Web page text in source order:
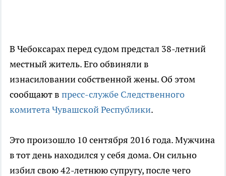
В Чебоксарах перед судом предстал 38-летний
местный житель. Его обвиняли в
изнасиловании собственной жены. Об этом
сообщают в пресс-службе Следственного
комитета Чувашской Республики.
Это произошло 10 сентября 2016 года. Мужчина
в тот день находился у себя дома. Он сильно
избил свою 42-летнюю супругу, после чего